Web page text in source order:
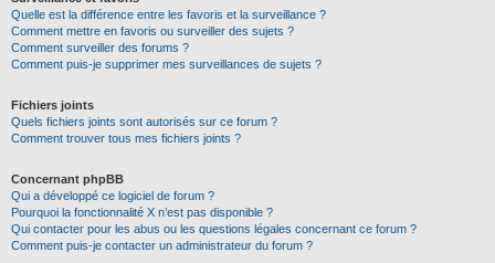
Quelle est la différence entre les favoris et la surveillance ?
Comment mettre en favoris ou surveiller des sujets ?
Comment surveiller des forums ?
Comment puis-je supprimer mes surveillances de sujets ?
Fichiers joints
Quels fichiers joints sont autorisés sur ce forum ?
Comment trouver tous mes fichiers joints ?
Concernant phpBB
Qui a développé ce logiciel de forum ?
Pourquoi la fonctionnalité X n’est pas disponible ?
Qui contacter pour les abus ou les questions légales concernant ce forum ?
Comment puis-je contacter un administrateur du forum ?